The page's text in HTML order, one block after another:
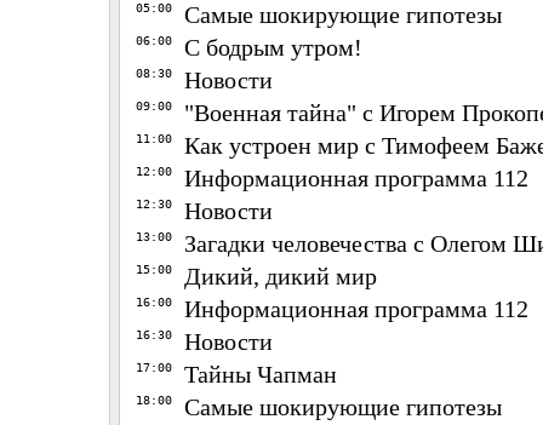
05:00 Самые шокирующие гипотезы
06:00 С бодрым утром!
08:30 Новости
09:00 "Военная тайна" с Игорем
11:00 Как устроен мир с Тимофеем
12:00 Информационная программа 112
12:30 Новости
13:00 Загадки человечества с Олегом
15:00 Дикий, дикий мир
16:00 Информационная программа 112
16:30 Новости
17:00 Тайны Чапман
18:00 Самые шокирующие гипотезы